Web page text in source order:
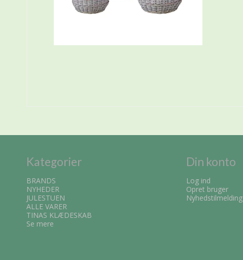
Kategorier
BRANDS
NYHEDER
JULESTUEN
ALLE VARER
TINAS KLÆDESKAB
Se mere
Din konto
Log ind
Opret bruger
Nyhedstilmelding